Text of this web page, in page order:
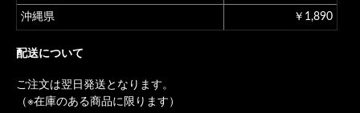
沖縄県 ￥1,890
配送について
ご注文は翌日発送となります。
（※在庫のある商品に限ります）